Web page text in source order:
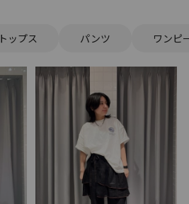
トップス パンツ ワンピ